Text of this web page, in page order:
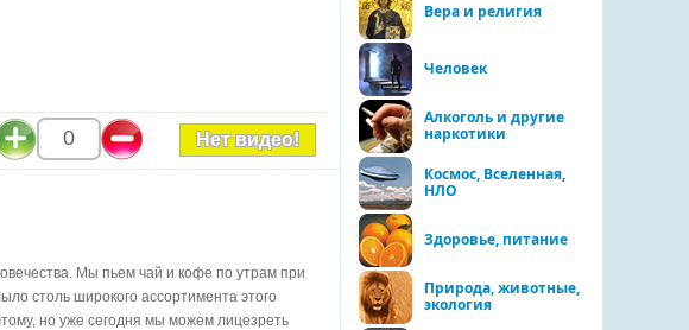
0 Нет видео!
Мы пьем чай и кофе по утрам при
столь широкого ассортимента этого
но уже сегодня мы можем лицезреть
Вера и религия
Человек
Алкоголь и другие
наркотики
Космос, Вселенная,
НЛО
Здоровье, питание
Природа, животные,
экология